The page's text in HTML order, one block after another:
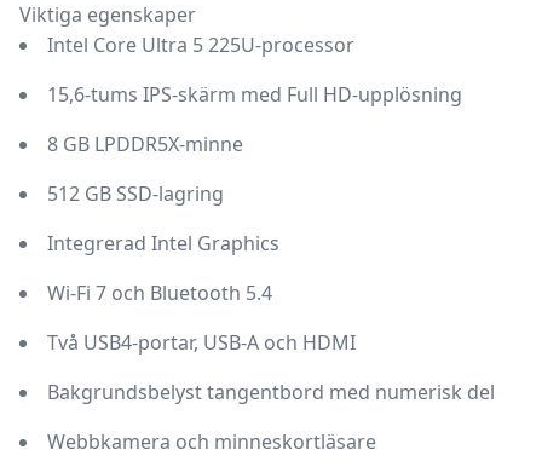
Viktiga egenskaper
Intel Core Ultra 5 225U-processor
15,6-tums IPS-skärm med Full HD-upplösning
8 GB LPDDR5X-minne
512 GB SSD-lagring
Integrerad Intel Graphics
Wi-Fi 7 och Bluetooth 5.4
Två USB4-portar, USB-A och HDMI
Bakgrundsbelyst tangentbord med numerisk del
Webbkamera och minneskortläsare